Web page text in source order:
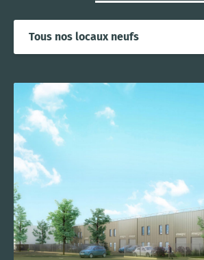
Tous nos locaux neufs